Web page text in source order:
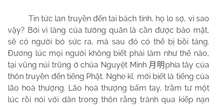
Tin tức lan truyền đến tai bách tính, họ lo sợ, vì sao
vậy? Bởi vì lăng của tướng quân là cần được bảo mật,
sẽ có người bỏ sức ra, mà sau đó có thể bị bồi táng.
Đương lúc mọi người không biết phải làm như thế nào,
tại vũng núi trũng ở chùa Nguyệt Minh 月明 phía tây của
thôn truyền đến tiếng Phật. Nghe kĩ, mới biết là tiếng của
lão hoà thượng. Lão hoà thượng bấm tay, trầm tư một
lúc rồi nói với dân trong thôn rằng tránh qua kiếp nạn